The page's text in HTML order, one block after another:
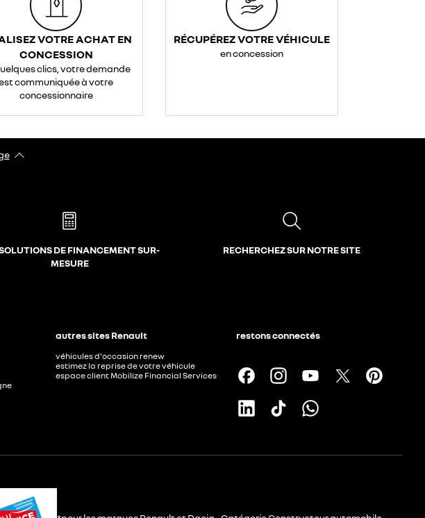
VOTRE ACHAT EN
CONCESSION
clics, votre demande
communiquée à votre
concessionnaire
RÉCUPÉREZ VOTRE VÉHICULE
en concession
DE FINANCEMENT SUR-
MESURE
RECHERCHEZ SUR NOTRE SITE
autres sites Renault
véhicules d'occasion renew
estimez la reprise de votre véhicule
espace client Mobilize Financial Services
restons connectés